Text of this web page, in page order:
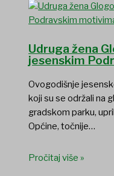
Udruga žena
jesenskim
Ovogodišnje
koji su se održali na
gradskom parku,
Općine, točnije…
Pročitaj više »